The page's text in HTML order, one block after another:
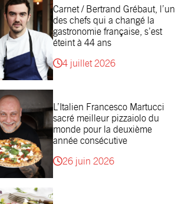
Carnet / Bertrand Grébaut, l’un
des chefs qui a changé la
gastronomie française, s’est
éteint à 44 ans
4 juillet 2026
L’Italien Francesco Martucci
sacré meilleur pizzaiolo du
monde pour la deuxième
année consécutive
26 juin 2026